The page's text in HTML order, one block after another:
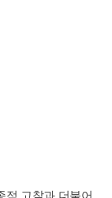
고찰과 더불어